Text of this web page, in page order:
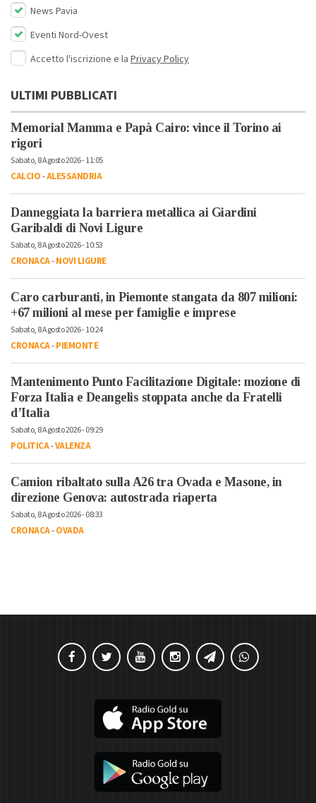
News Pavia
Eventi Nord-Ovest
Accetto l'iscrizione e la Privacy Policy
ULTIMI PUBBLICATI
Memorial Mamma e Papà Cairo: vince il Torino ai
rigori
Sabato, 8 Agosto 2026 - 11:05
CALCIO-ALESSANDRIA
Danneggiata la barriera metallica ai Giardini
Garibaldi di Novi Ligure
Sabato, 8 Agosto 2026 - 10:53
CRONACA-NOVI LIGURE
Caro carburanti, in Piemonte stangata da 807 milioni:
+67 milioni al mese per famiglie e imprese
Sabato, 8 Agosto 2026 - 10:24
CRONACA-PIEMONTE
Mantenimento Punto Facilitazione Digitale: mozione di
Forza Italia e Deangelis stoppata anche da Fratelli
d’Italia
Sabato, 8 Agosto 2026 - 09:29
POLITICA-VALENZA
Camion ribaltato sulla A26 tra Ovada e Masone, in
direzione Genova: autostrada riaperta
Sabato, 8 Agosto 2026 - 08:33
CRONACA-OVADA